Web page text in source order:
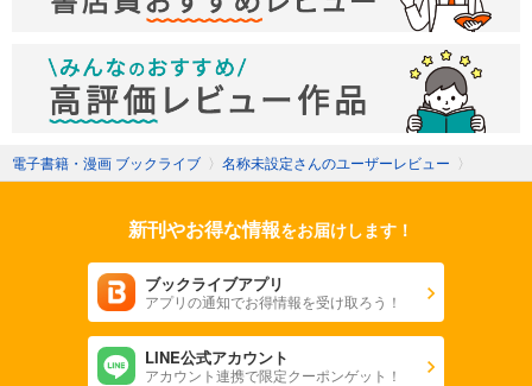
電子書籍・漫画 ブックライブ 〉 名称未設定さんのユーザーレビュー 〉
新刊やお得な情報をお届けします！
ブックライブアプリ
アプリの通知でお得情報を受け取ろう！
LINE公式アカウント
アカウント連携で限定クーポンゲット！